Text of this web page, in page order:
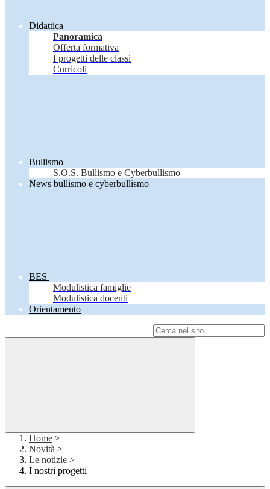
Didattica
Panoramica
Offerta formativa
I progetti delle classi
Curricoli
Bullismo
S.O.S. Bullismo e Cyberbullismo
News bullismo e cyberbullismo
BES
Modulistica famiglie
Modulistica docenti
Orientamento
Home >
Novità >
Le notizie >
I nostri progetti